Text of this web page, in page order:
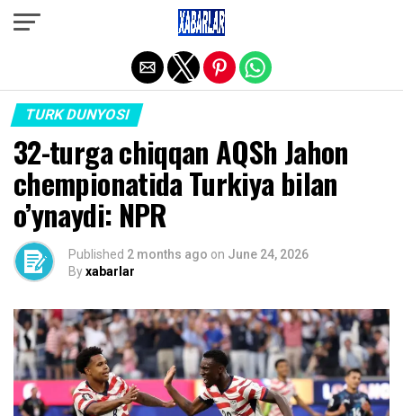
TURK DUNYOSI
32-turga chiqqan AQSh Jahon
chempionatida Turkiya bilan
o’ynaydi: NPR
Published 2 months ago on June 24, 2026
Byxabarlar
Exit mobile version